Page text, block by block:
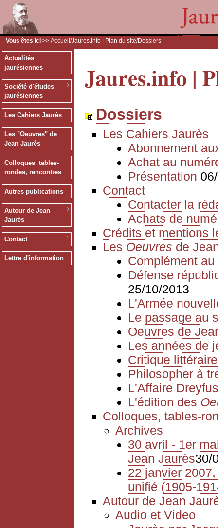
Vous êtes ici >> Accueil /Jaures.info | Plan du site/Dossiers
Actualités
jaurésiennes
Société d'études
jaurésiennes
Les Cahiers Jaurès
Les "Oeuvres" de
Jean Jaurès
Colloques, tables-
rondes, rencontres
Autres publications
Autour de Jean
Jaurès
Contact
Lettre d'information
Jaures.info |
Dossiers
Les Cahiers Jaurès
Abonnement
Achat au
Présentation
Contact
Contacter la
Achats de
Crédits et mentions
Les Oeuvres de
Complément
Défense
25/10/2013
L'Armée
Le passage au
Oeuvres de
Les années de
Critique
Philosopher à
L'Affaire Dreyfus
L'édition des
Colloques, tables-
Archives
30 avril - 1er
Jean Jaurès30/
22 janvier
unifié (1905-
Autour de Jean
Audio et Video